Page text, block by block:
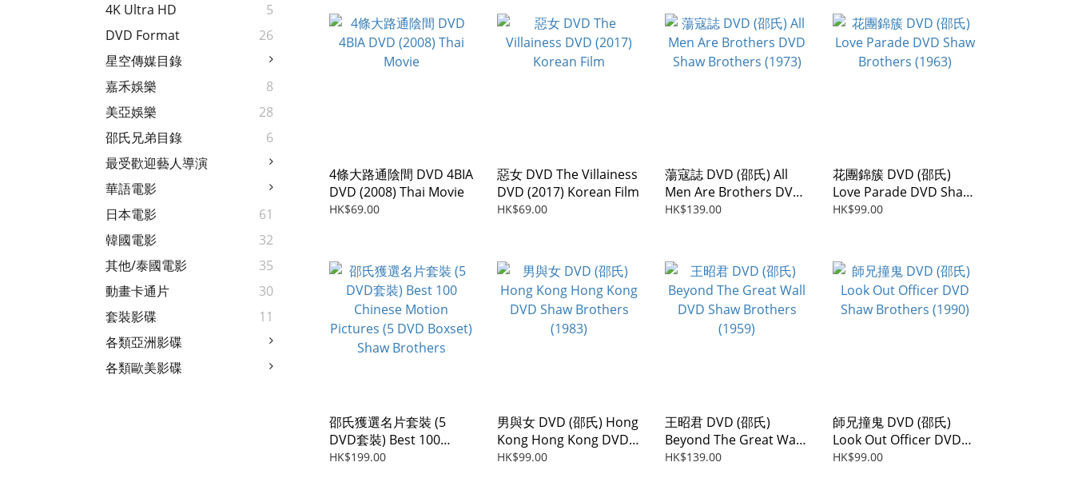
4K Ultra HD
5
DVD Format
26
星空傳媒目錄
嘉禾娛樂
8
美亞娛樂
28
邵氏兄弟目錄
6
最受歡迎藝人導演
華語電影
日本電影
61
韓國電影
32
其他/泰國電影
35
動畫卡通片
30
套裝影碟
11
各類亞洲影碟
各類歐美影碟
4條大路通陰間 DVD 4BIA
DVD (2008) Thai Movie
HK$69.00
惡女 DVD The Villainess
DVD (2017) Korean Film
HK$69.00
蕩寇誌 DVD (邵氏) All
Men Are Brothers DVD
Shaw Brothers (1973)
HK$139.00
花團錦簇 DVD (邵氏)
Love Parade DVD Shaw
Brothers (1963)
HK$99.00
邵氏獲選名片套裝 (5
DVD套裝) Best 100
Chinese Motion
HK$199.00
男與女 DVD (邵氏) Hong
Kong Hong Kong DVD
Shaw Brothers (1983)
HK$99.00
王昭君 DVD (邵氏)
Beyond The Great Wall
DVD Shaw Brothers
HK$139.00
師兄撞鬼 DVD (邵氏)
Look Out Officer DVD
Shaw Brothers (1990)
HK$99.00